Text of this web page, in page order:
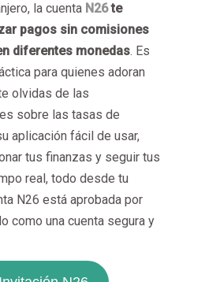
la cuenta N26te
pagos sin comisiones
diferentes monedas. Es
para quienes adoran
olvidas de las
sobre las tasas de
aplicación fácil de usar,
tus finanzas y seguir tus
real, todo desde tu
N26 está aprobada por
como una cuenta segura y